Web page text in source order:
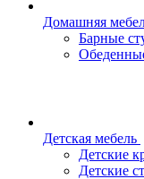
Домашняя
Барные
Детская мебель
Детские
Детские